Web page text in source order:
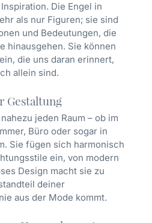
Die Engel in
als nur Figuren; sie sind
und Bedeutungen, die
hinausgehen. Sie können
die uns daran erinnert,
allein sind.
Gestaltung
jeden Raum – ob im
Büro oder sogar in
Sie fügen sich harmonisch
ein, von modern
Design macht sie zu
deiner
aus der Mode kommt.